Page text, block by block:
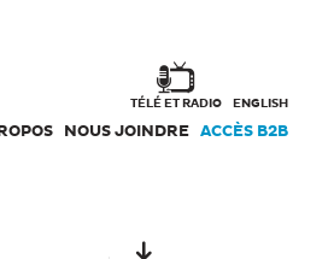
TÉLÉ ET RADIO ENGLISH
NOUS JOINDRE ACCÈS B2B